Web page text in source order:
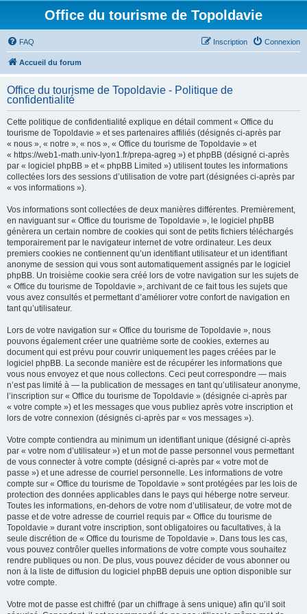
Office du tourisme de Topoldavie
FAQ Connexion
Inscription
Accueil du forum
Office du tourisme de Topoldavie - Politique de
confidentialité
Cette politique de confidentialité explique en détail comment « Office du
tourisme de Topoldavie » et ses partenaires affiliés (désignés ci-après par
« nous », « notre », « nos », « Office du tourisme de Topoldavie » et
« https://web1-math.univ-lyon1.fr/prepa-agreg ») et phpBB (désigné ci-après
par « logiciel phpBB » et « phpBB Limited ») utilisent toutes les informations
collectées lors des sessions d’utilisation de votre part (désignées ci-après par
« vos informations »).
Vos informations sont collectées de deux manières différentes. Premièrement,
en naviguant sur « Office du tourisme de Topoldavie », le logiciel phpBB
génèrera un certain nombre de cookies qui sont de petits fichiers téléchargés
temporairement par le navigateur internet de votre ordinateur. Les deux
premiers cookies ne contiennent qu’un identifiant utilisateur et un identifiant
anonyme de session qui vous sont automatiquement assignés par le logiciel
phpBB. Un troisième cookie sera créé lors de votre navigation sur les sujets de
« Office du tourisme de Topoldavie », archivant de ce fait tous les sujets que
vous avez consultés et permettant d’améliorer votre confort de navigation en
tant qu’utilisateur.
Lors de votre navigation sur « Office du tourisme de Topoldavie », nous
pouvons également créer une quatrième sorte de cookies, externes au
document qui est prévu pour couvrir uniquement les pages créées par le
logiciel phpBB. La seconde manière est de récupérer les informations que
vous nous envoyez et que nous collectons. Ceci peut correspondre — mais
n’est pas limité à — la publication de messages en tant qu’utilisateur anonyme,
l’inscription sur « Office du tourisme de Topoldavie » (désignée ci-après par
« votre compte ») et les messages que vous publiez après votre inscription et
lors de votre connexion (désignés ci-après par « vos messages »).
Votre compte contiendra au minimum un identifiant unique (désigné ci-après
par « votre nom d’utilisateur ») et un mot de passe personnel vous permettant
de vous connecter à votre compte (désigné ci-après par « votre mot de
passe ») et une adresse de courriel personnelle. Les informations de votre
compte sur « Office du tourisme de Topoldavie » sont protégées par les lois de
protection des données applicables dans le pays qui héberge notre serveur.
Toutes les informations, en-dehors de votre nom d’utilisateur, de votre mot de
passe et de votre adresse de courriel requis par « Office du tourisme de
Topoldavie » durant votre inscription, sont obligatoires ou facultatives, à la
seule discrétion de « Office du tourisme de Topoldavie ». Dans tous les cas,
vous pouvez contrôler quelles informations de votre compte vous souhaitez
rendre publiques ou non. De plus, vous pouvez décider de vous abonner ou
non à la liste de diffusion du logiciel phpBB depuis une option disponible sur
votre compte.
Votre mot de passe est chiffré (par un chiffrage à sens unique) afin qu’il soit